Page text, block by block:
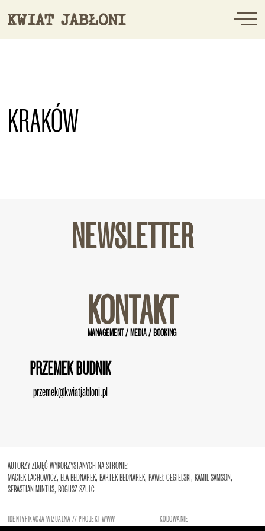
KRAKÓW
NEWSLETTER
KONTAKT
MANAGEMENT / MEDIA / BOOKING
PRZEMEK BUDNIK
przemek@kwiatjabloni.pl
AUTORZY ZDJĘĆ WYKORZYSTANYCH NA STRONIE:
MACIEK LACHOWICZ, ELA BEDNAREK, BARTEK BEDNAREK, PAWEŁ CEGIELSKI, KAMIL SAMSON,
SEBASTIAN MINTUS, BOGUSZ SZULC
IDENTYFIKACJA WIZUALNA // PROJEKT WWW KODOWANIE